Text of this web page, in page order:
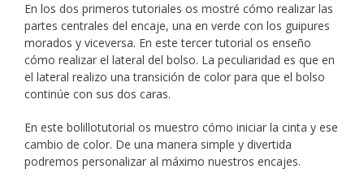
En los dos primeros tutoriales os mostré cómo realizar las
partes centrales del encaje, una en verde con los guipures
morados y viceversa. En este tercer tutorial os enseño
cómo realizar el lateral del bolso. La peculiaridad es que en
el lateral realizo una transición de color para que el bolso
continúe con sus dos caras.
En este bolillotutorial os muestro cómo iniciar la cinta y ese
cambio de color. De una manera simple y divertida
podremos personalizar al máximo nuestros encajes.